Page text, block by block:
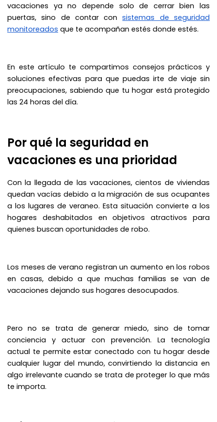
vacaciones ya no depende solo de cerrar bien las
puertas, sino de contar consistemas de seguridad
monitoreados que te acompañan estés donde estés.
En este artículo te compartimos consejos prácticos y
soluciones efectivas para que puedas irte de viaje sin
preocupaciones, sabiendo que tu hogar está protegido
las 24 horas del día.
Por qué la seguridad en
vacaciones es una prioridad
Con la llegada de las vacaciones, cientos de viviendas
quedan vacías debido a la migración de sus ocupantes
a los lugares de veraneo. Esta situación convierte a los
hogares deshabitados en objetivos atractivos para
quienes buscan oportunidades de robo.
Los meses de verano registran un aumento en los robos
en casas, debido a que muchas familias se van de
vacaciones dejando sus hogares desocupados.
Pero no se trata de generar miedo, sino de tomar
conciencia y actuar con prevención. La tecnología
actual te permite estar conectado con tu hogar desde
cualquier lugar del mundo, convirtiendo la distancia en
algo irrelevante cuando se trata de proteger lo que más
te importa.